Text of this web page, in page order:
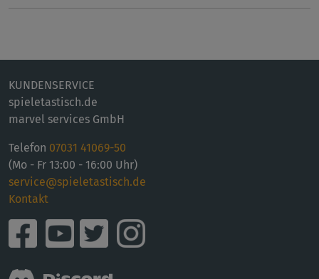
KUNDENSERVICE
spieletastisch.de
marvel services GmbH
Telefon 07031 41069-50
(Mo - Fr 13:00 - 16:00 Uhr)
service@spieletastisch.de
Kontakt